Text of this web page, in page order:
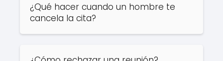
¿Qué hacer cuando un hombre te
cancela la cita?